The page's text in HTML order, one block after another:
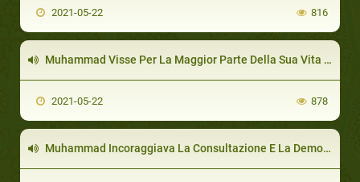
2021-05-22 816
Muhammad Visse Per La Maggior Parte Della Sua Vita Con Una Sola Donna
2021-05-22 878
Muhammad Incoraggiava La Consultazione E La Democrazia (Shura)